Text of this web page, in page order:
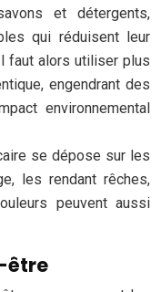
et détergents,
qui réduisent leur
faut alors utiliser plus
engendrant des
environnemental
se dépose sur les
les rendant rêches,
peuvent aussi
être